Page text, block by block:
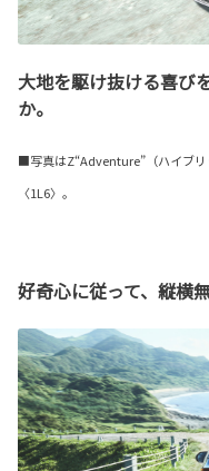
大地を駆け抜ける喜び
か。
■写真はZ“Adventure”（ハイブリ
〈1L6〉。
好奇心に従って、縦横